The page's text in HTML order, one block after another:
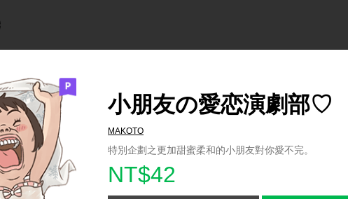
小朋友の愛恋演劇部♡
MAKOTO
特別企劃之更加甜蜜柔和的小朋友對你愛不完。
NT$42